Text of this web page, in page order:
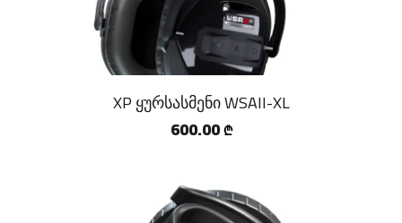
XP ყურსასმენი WSAII-XL
600.00 ₾